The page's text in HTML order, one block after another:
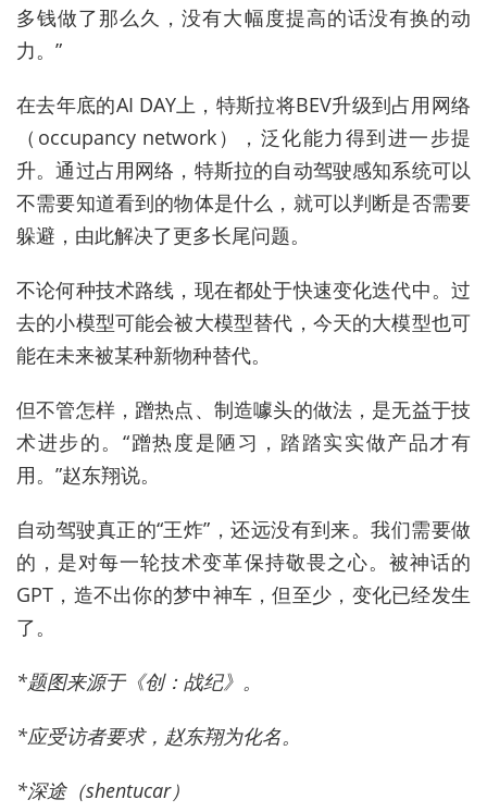
多钱做了那么久，没有大幅度提高的话没有换的动
力。”
在去年底的AI DAY上，特斯拉将BEV升级到占用网络
（occupancy network），泛化能力得到进一步提
升。通过占用网络，特斯拉的自动驾驶感知系统可以
不需要知道看到的物体是什么，就可以判断是否需要
躲避，由此解决了更多长尾问题。
不论何种技术路线，现在都处于快速变化迭代中。过
去的小模型可能会被大模型替代，今天的大模型也可
能在未来被某种新物种替代。
但不管怎样，蹭热点、制造噱头的做法，是无益于技
术进步的。“蹭热度是陋习，踏踏实实做产品才有
用。”赵东翔说。
自动驾驶真正的“王炸”，还远没有到来。我们需要做
的，是对每一轮技术变革保持敬畏之心。被神话的
GPT，造不出你的梦中神车，但至少，变化已经发生
了。
*题图来源于《创：战纪》。
*应受访者要求，赵东翔为化名。
*深途（shentucar）